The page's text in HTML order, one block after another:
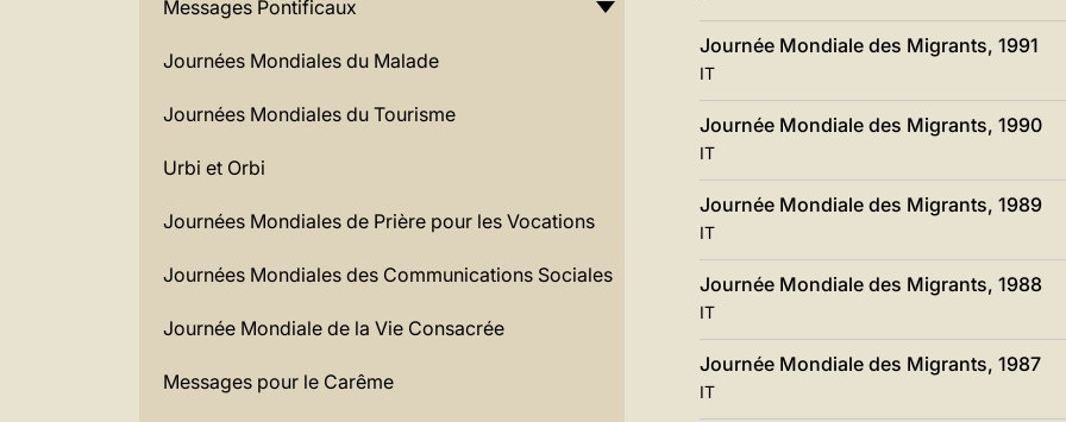
Messages Pontificaux
Journées Mondiales du Malade
Journées Mondiales du Tourisme
Urbi et Orbi
Journées Mondiales de Prière pour les Vocations
Journées Mondiales des Communications Sociales
Journée Mondiale de la Vie Consacrée
Messages pour le Carême
Journée Mondiale des Migrants, 1991
IT
Journée Mondiale des Migrants, 1990
IT
Journée Mondiale des Migrants, 1989
IT
Journée Mondiale des Migrants, 1988
IT
Journée Mondiale des Migrants, 1987
IT